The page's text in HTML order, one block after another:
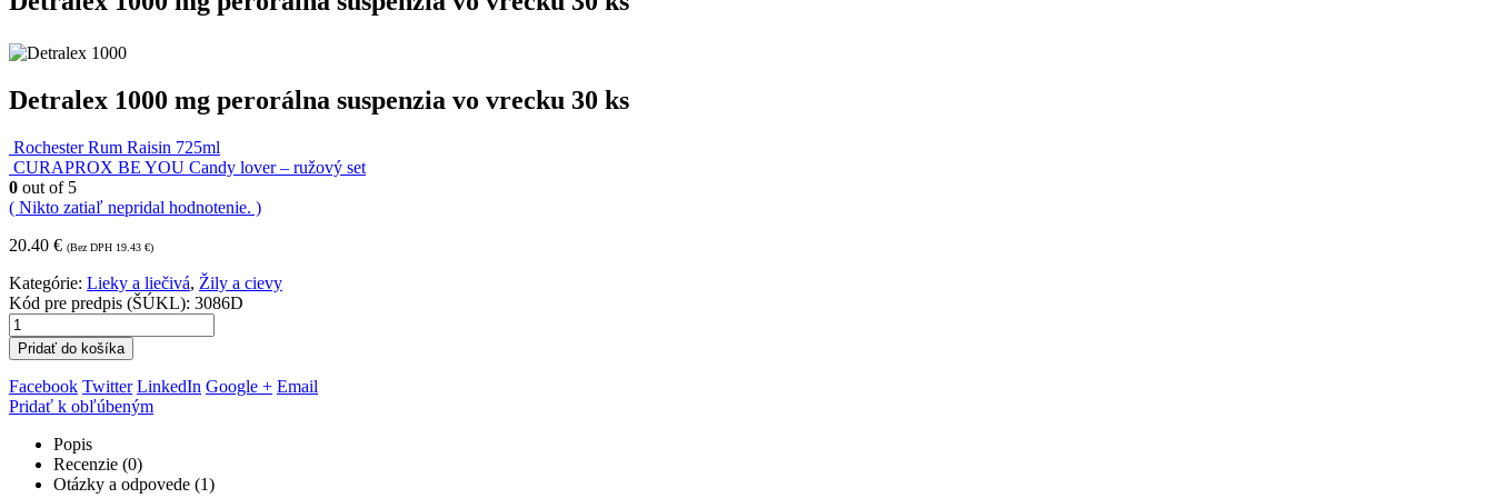
Detralex 1000 mg perorálna suspenzia vo vrecku 30 ks
Rochester Rum Raisin 725ml
CURAPROX BE YOU Candy lover – ružový set
0 out of 5
( Nikto zatiaľ nepridal hodnotenie. )
20.40 € (Bez DPH 19.43 €)
Kategórie: Lieky a liečivá, Žily a cievy
Kód pre predpis (ŠÚKL): 3086D
Pridať do košíka
Facebook Twitter LinkedIn Google + Email
Pridať k obľúbeným
Popis
Recenzie (0)
Otázky a odpovede (1)